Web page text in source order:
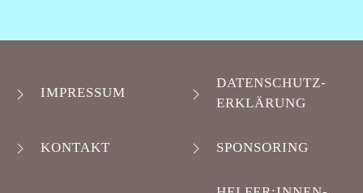
IMPRESSUM
DATENSCHUTZ-
ERKLÄRUNG
KONTAKT SPONSORING